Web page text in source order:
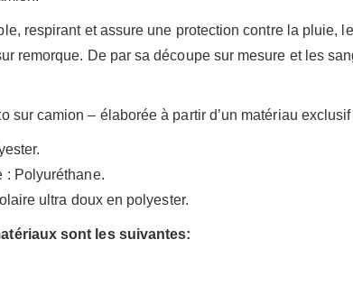
respirant et assure une protection contre la
remorque. De par sa découpe sur mesure et les
sur camion – élaborée à partir d’un matériau
: Polyuréthane.
ultra doux en polyester.
sont les suivantes: